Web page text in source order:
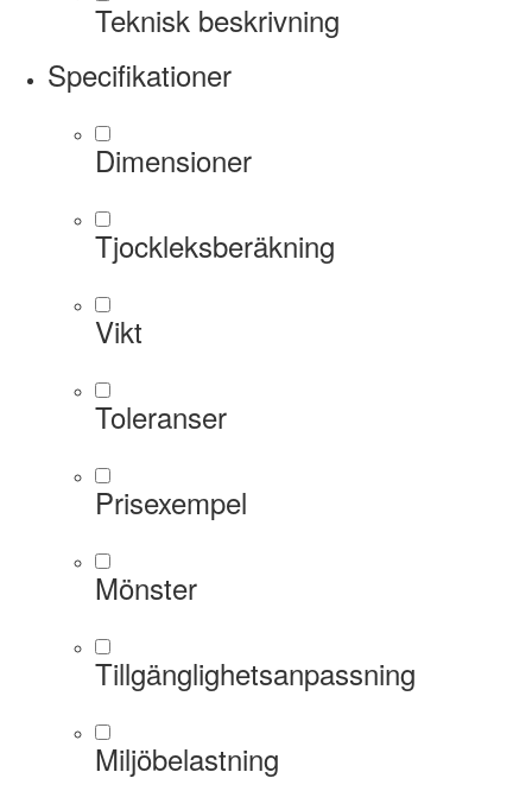
Teknisk beskrivning
Specifikationer
Dimensioner
Tjockleksberäkning
Vikt
Toleranser
Prisexempel
Mönster
Tillgänglighetsanpassning
Miljöbelastning